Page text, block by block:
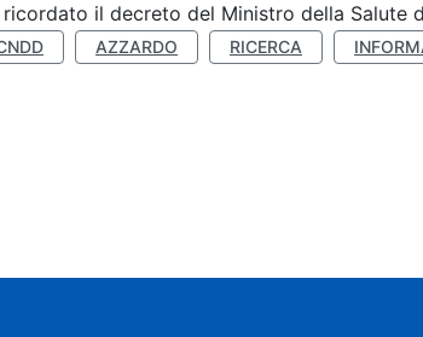
il decreto del Ministro della Salute
AZZARDO RICERCA